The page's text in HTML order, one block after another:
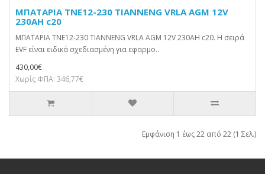
ΜΠΑΤΑΡΙΑ TNE12-230 TIANNENG VRLA AGM 12V
230AH c20
ΜΠΑΤΑΡΙΑ TNE12-230 TIANNENG VRLA AGM 12V 230AH c20. Η σειρά
EVF είναι ειδικά σχεδιασμένη για εφαρμο..
430,00€
Χωρίς ΦΠΑ: 346,77€
Εμφάνιση 1 έως 22 από 22 (1 Σελ.)